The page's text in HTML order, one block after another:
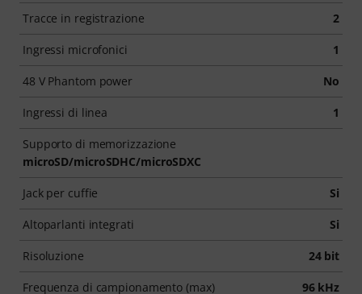
Tracce in registrazione 2
Ingressi microfonici 1
48 V Phantom power No
Ingressi di linea 1
Supporto di memorizzazione
microSD/microSDHC/microSDXC
Jack per cuffie Si
Altoparlanti integrati Si
Risoluzione 24 bit
Frequenza di campionamento (max) 96 kHz